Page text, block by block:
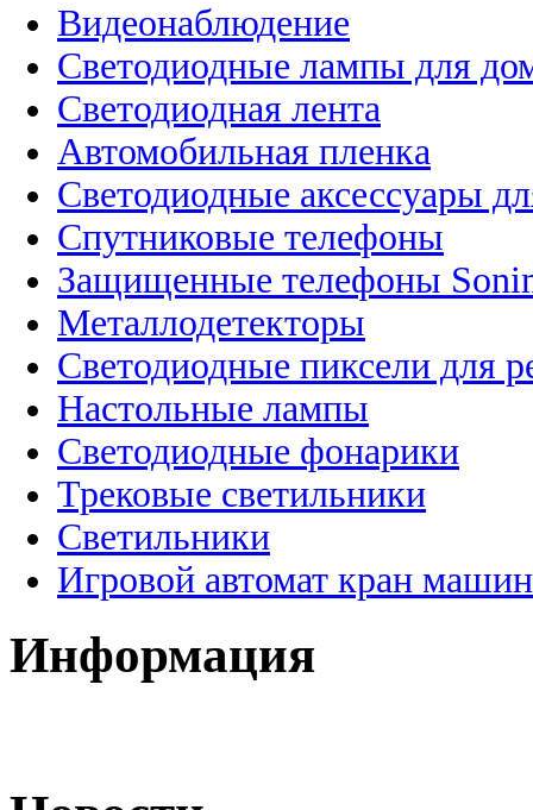
Видеонаблюдение
Светодиодные лампы для
Светодиодная лента
Автомобильная пленка
Светодиодные аксессуары
Спутниковые телефоны
Защищенные телефоны
Металлодетекторы
Светодиодные пиксели для
Настольные лампы
Светодиодные фонарики
Трековые светильники
Светильники
Игровой автомат кран
Информация